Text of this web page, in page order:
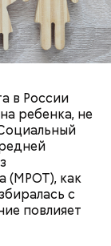
в России
ребенка, не
(МРОТ), как
с
повлияет
и
сахаром